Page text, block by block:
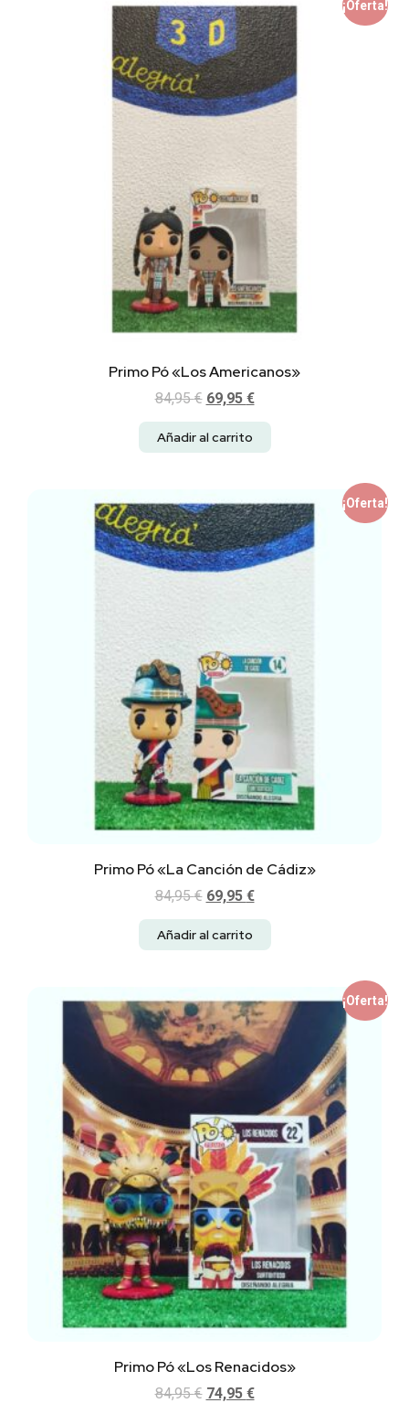
¡Oferta!
Primo Pó «Los Americanos»
84,95€ 69,95 €
Añadir al carrito
¡Oferta!
Primo Pó «La Canción de Cádiz»
84,95€ 69,95 €
Añadir al carrito
¡Oferta!
Primo Pó «Los Renacidos»
84,95€ 74,95 €